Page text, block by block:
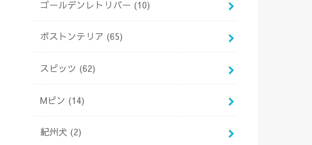
ゴールデンレトリバー (10)
ボストンテリア (65)
スピッツ (62)
Mピン (14)
紀州犬 (2)